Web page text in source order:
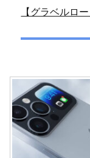
ゲ
ー
ョ
ン
稿:
次【グラベルロ